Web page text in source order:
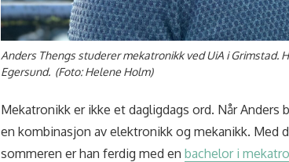
Anders Thengs studerer mekatronikk ved UiA i
Egersund. (Foto: Helene Holm)
Mekatronikk er ikke et dagligdags ord. Når
en kombinasjon av elektronikk og mekanikk. Med
sommeren er han ferdig med en bachelor i